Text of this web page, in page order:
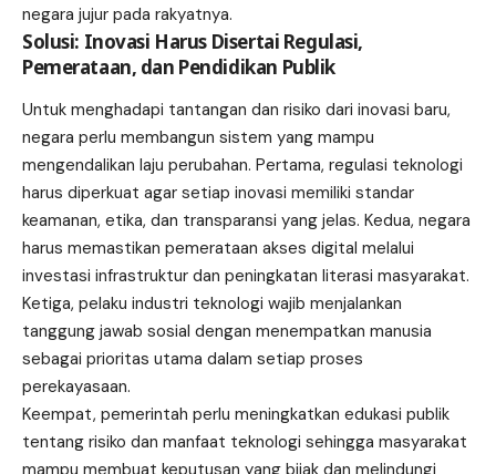
negara jujur pada rakyatnya.
Solusi: Inovasi Harus Disertai Regulasi,
Pemerataan, dan Pendidikan Publik
Untuk menghadapi tantangan dan risiko dari inovasi baru,
negara perlu membangun sistem yang mampu
mengendalikan laju perubahan. Pertama, regulasi teknologi
harus diperkuat agar setiap inovasi memiliki standar
keamanan, etika, dan transparansi yang jelas. Kedua, negara
harus memastikan pemerataan akses digital melalui
investasi infrastruktur dan peningkatan literasi masyarakat.
Ketiga, pelaku industri teknologi wajib menjalankan
tanggung jawab sosial dengan menempatkan manusia
sebagai prioritas utama dalam setiap proses
perekayasaan.
Keempat, pemerintah perlu meningkatkan edukasi publik
tentang risiko dan manfaat teknologi sehingga masyarakat
mampu membuat keputusan yang bijak dan melindungi